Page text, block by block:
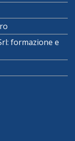
formazione e